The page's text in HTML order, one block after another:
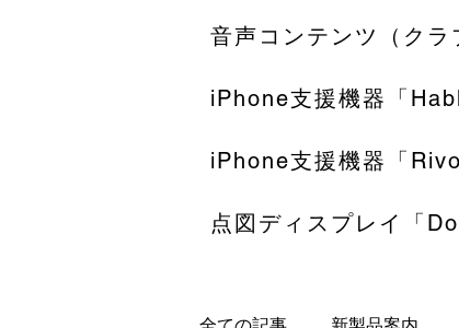
音声コンテンツ（クラ
iPhone支援機器「
iPhone支援機器「
点図ディスプレイ「